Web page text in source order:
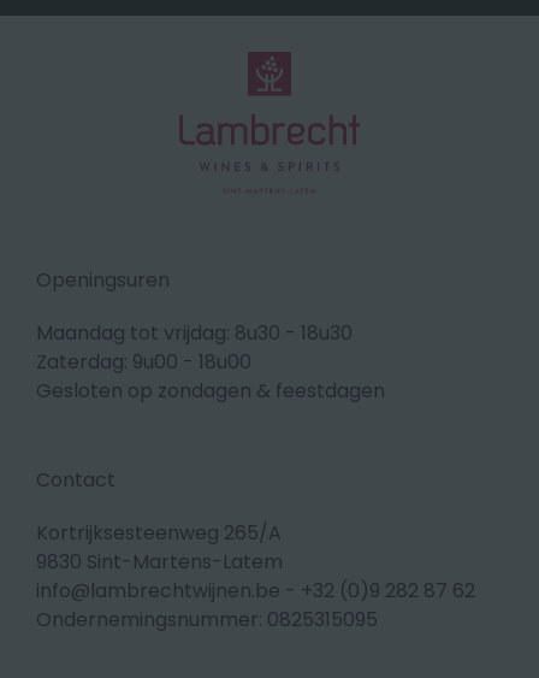
Openingsuren
Maandag tot vrijdag: 8u30 - 18u30
Zaterdag: 9u00 - 18u00
Gesloten op zondagen & feestdagen
Contact
Kortrijksesteenweg 265/A
9830 Sint-Martens-Latem
info@lambrechtwijnen.be - +32 (0)9 282 87 62
Ondernemingsnummer: 0825315095